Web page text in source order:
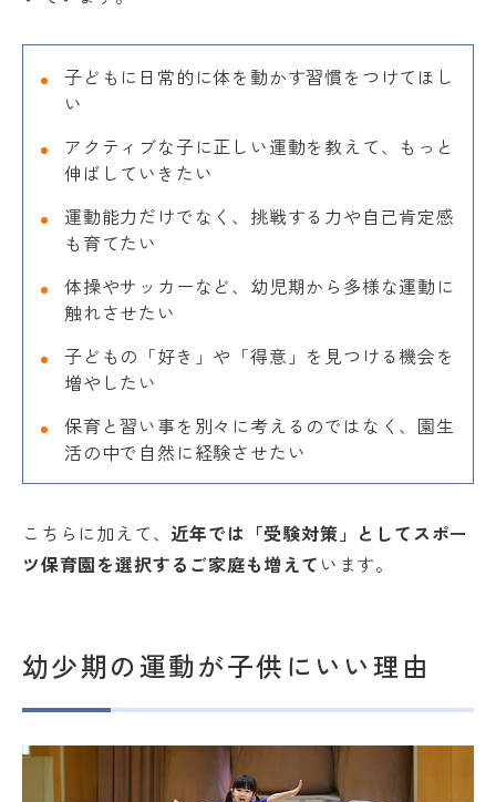
子どもに日常的に体を動かす習慣をつけてほし
い
アクティブな子に正しい運動を教えて、もっと
伸ばしていきたい
運動能力だけでなく、挑戦する力や自己肯定感
も育てたい
体操やサッカーなど、幼児期から多様な運動に
触れさせたい
子どもの「好き」や「得意」を見つける機会を
増やしたい
保育と習い事を別々に考えるのではなく、園生
活の中で自然に経験させたい
こちらに加えて、近年では「受験対策」としてスポー
ツ保育園を選択するご家庭も増えて います。
幼少期の運動が子供にいい理由